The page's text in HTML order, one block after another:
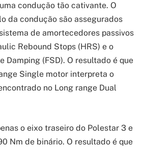
condução tão cativante. O
da condução são assegurados
de amortecedores passivos
Rebound Stops (HRS) e o
Damping (FSD). O resultado é que
Single motor interpreta o
no Long range Dual
o eixo traseiro do Polestar 3 e
Nm de binário. O resultado é que